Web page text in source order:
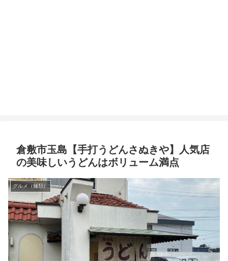
倉敷市玉島【手打うどんさぬきや】人気店
の美味しいうどんはボリューム満点
グルメ（麺類）